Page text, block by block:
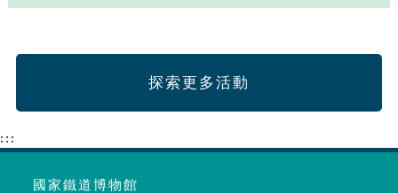
探索更多活動
:::
國家鐵道博物館